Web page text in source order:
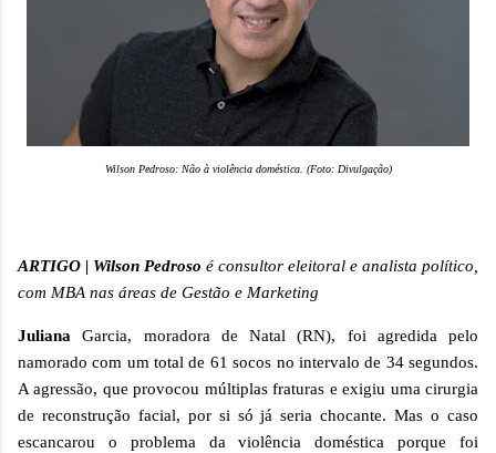
Wilson Pedroso: Não à violência doméstica. (Foto: Divulgação)
ARTIGO | Wilson Pedroso é consultor eleitoral e analista político,
com MBA nas áreas de Gestão e Marketing
Juliana Garcia, moradora de Natal (RN), foi agredida pelo
namorado com um total de 61 socos no intervalo de 34 segundos.
A agressão, que provocou múltiplas fraturas e exigiu uma cirurgia
de reconstrução facial, por si só já seria chocante. Mas o caso
escancarou o problema da violência doméstica porque foi